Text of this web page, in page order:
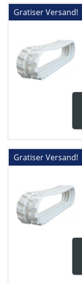
Gratiser Versand!
Gratiser Versand!